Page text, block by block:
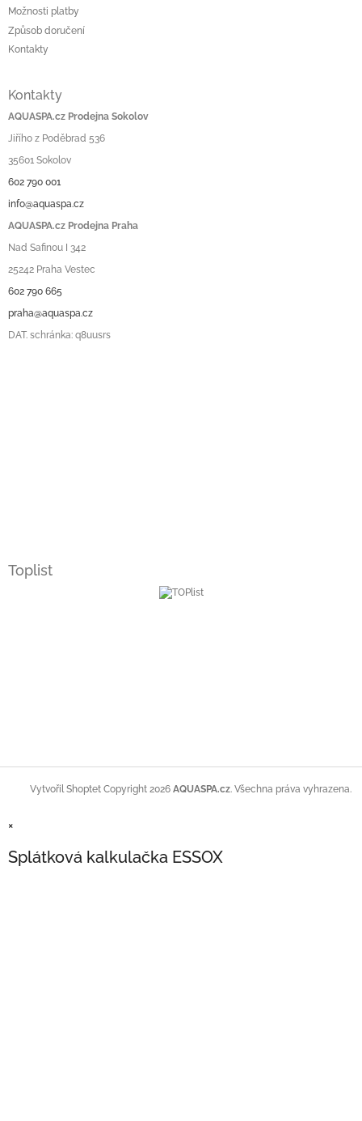
Možnosti platby
Způsob doručení
Kontakty
Kontakty
AQUASPA.cz Prodejna Sokolov
Jiřího z Poděbrad 536
35601 Sokolov
602 790 001
info@aquaspa.cz
AQUASPA.cz Prodejna Praha
Nad Safinou I 342
25242 Praha Vestec
602 790 665
praha@aquaspa.cz
DAT. schránka: q8uusrs
Toplist
Vytvořil Shoptet Copyright 2026 AQUASPA.cz. Všechna práva vyhrazena.
×
Splátková kalkulačka ESSOX